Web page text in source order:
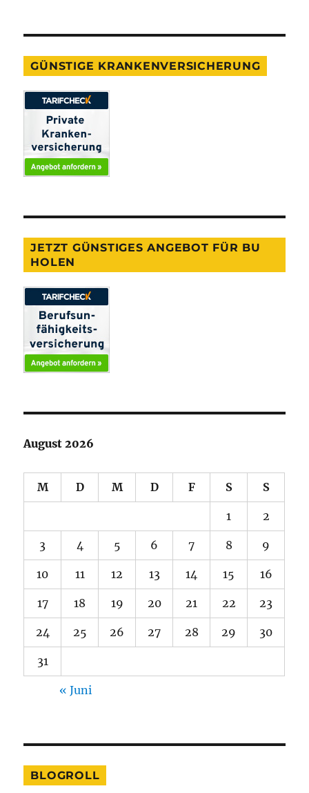
GÜNSTIGE KRANKENVERSICHERUNG
JETZT GÜNSTIGES ANGEBOT FÜR BU
HOLEN
August 2026
M D M D F S S
1 2
3 4 5 6 7 8 9
10 11 12 13 14 15 16
17 18 19 20 21 22 23
24 25 26 27 28 29 30
31
« Juni
BLOGROLL